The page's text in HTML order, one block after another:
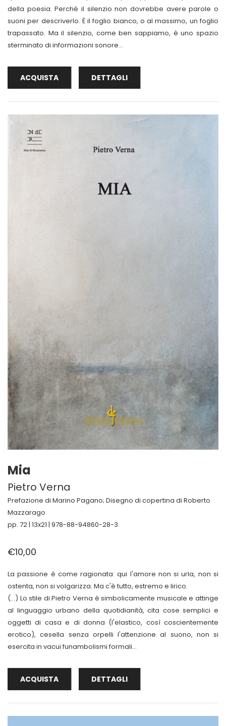
della poesia. Perché il silenzio non dovrebbe avere parole o
suoni per descriverlo. È il foglio bianco, o al massimo, un foglio
trapassato. Ma il silenzio, come ben sappiamo, è uno spazio
sterminato di informazioni sonore...
ACQUISTA DETTAGLI
Mia
Pietro Verna
Prefazione di Marino Pagano; Disegno di copertina di Roberto
Mazzarago
pp. 72 | 13x21 | 978-88-94860-28-3
€10,00
La passione è come ragionata: qui l'amore non si urla, non si
ostenta, non si volgarizza. Ma c'è tutto, estremo e lirico.
(...) Lo stile di Pietro Verna è simbolicamente musicale e attinge
al linguaggio urbano della quotidianità, cita cose semplici e
oggetti di casa e di donna (l'elastico, così coscientemente
erotico), cesella senza orpelli l'attenzione al suono, non si
esercita in vacui funambolismi formali...
ACQUISTA DETTAGLI